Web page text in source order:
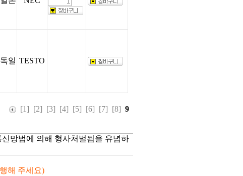
독일 TESTO
[1] [2] [3] [4] [5] [6] [7] [8] 9
망법에 의해 형사처벌됨을 유념하
해 주세요)